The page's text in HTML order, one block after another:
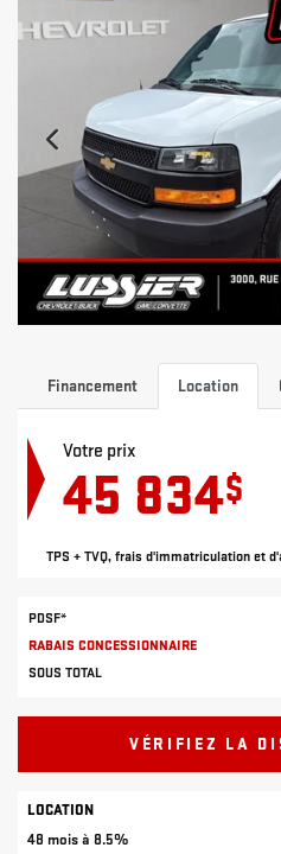
Financement Location
Votre prix
45 834$
TPS + TVQ, frais d'immatriculation et
PDSF*
RABAIS CONCESSIONNAIRE
SOUS TOTAL
VÉRIFIEZ LA
LOCATION
48 mois à 8.5%